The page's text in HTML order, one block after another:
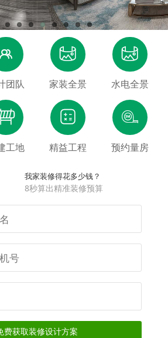

团队

家装全景

水电全景
工地

精益工程

预约量房
我家装修得花多少钱？
8秒算出精准装修预算
费获取装修设计方案